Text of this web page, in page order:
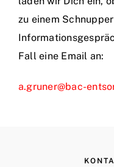
zu einem
Fall eine Email an:
a.gruner@bac-